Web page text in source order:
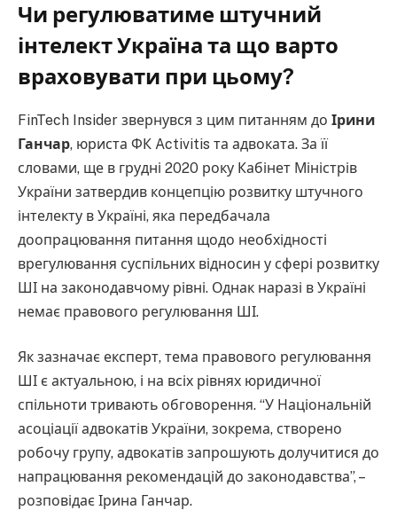
Чи регулюватиме штучний
інтелект Україна та що варто
враховувати при цьому?
FinTech Insider звернувся з цим питанням до Ірини
Ганчар, юриста ФК Activitis та адвоката. За її
словами, ще в грудні 2020 року Кабінет Міністрів
України затвердив концепцію розвитку штучного
інтелекту в Україні, яка передбачала
доопрацювання питання щодо необхідності
врегулювання суспільних відносин у сфері розвитку
ШІ на законодавчому рівні. Однак наразі в Україні
немає правового регулювання ШІ.
Як зазначає експерт, тема правового регулювання
ШІ є актуальною, і на всіх рівнях юридичної
спільноти тривають обговорення. “У Національній
асоціації адвокатів України, зокрема, створено
робочу групу, адвокатів запрошують долучитися до
напрацювання рекомендацій до законодавства”, –
розповідає Ірина Ганчар.